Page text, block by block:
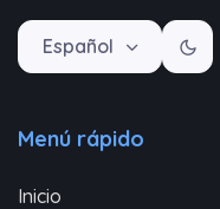
Español
Menú rápido
Inicio